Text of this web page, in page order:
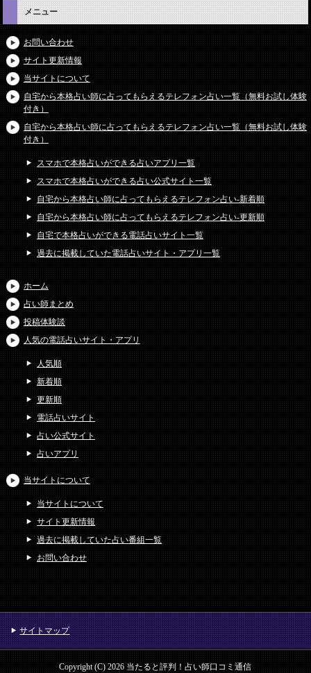
メニュー
お問い合わせ
サイト更新情報
当サイトについて
自宅から本格占い師に占ってもらえるテレフォン占い一覧（無料お試し体験
付き）
自宅から本格占い師に占ってもらえるテレフォン占い一覧（無料お試し体験
付き）
スマホで本格占いができる占いアプリ一覧
スマホで本格占いができる占い公式サイト一覧
自宅から本格占い師に占ってもらえるテレフォン占い-新着順
自宅から本格占い師に占ってもらえるテレフォン占い-更新順
自宅で本格占いができる電話占いサイト一覧
過去に掲載していた電話占いサイト・アプリ一覧
ホーム
占い師まとめ
投稿体験談
人気の電話占いサイト・アプリ
人気順
新着順
更新順
電話占いサイト
占い公式サイト
占いアプリ
当サイトについて
当サイトについて
サイト更新情報
過去に掲載していた占い番組一覧
お問い合わせ
サイトマップ
Copyright (C) 2026 当たると評判！占い師口コミ通信